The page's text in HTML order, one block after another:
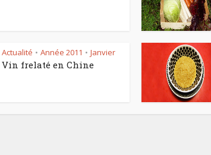
Actualité • Année 2011 • Janvier
Vin frelaté en Chine